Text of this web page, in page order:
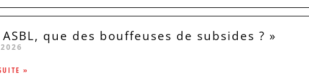
ASBL, que des bouffeuses de subsides ? »
»